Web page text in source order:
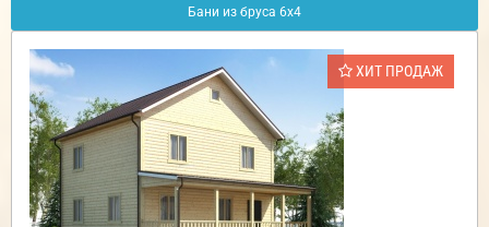
Бани из бруса 6х4
ХИТ ПРОДАЖ